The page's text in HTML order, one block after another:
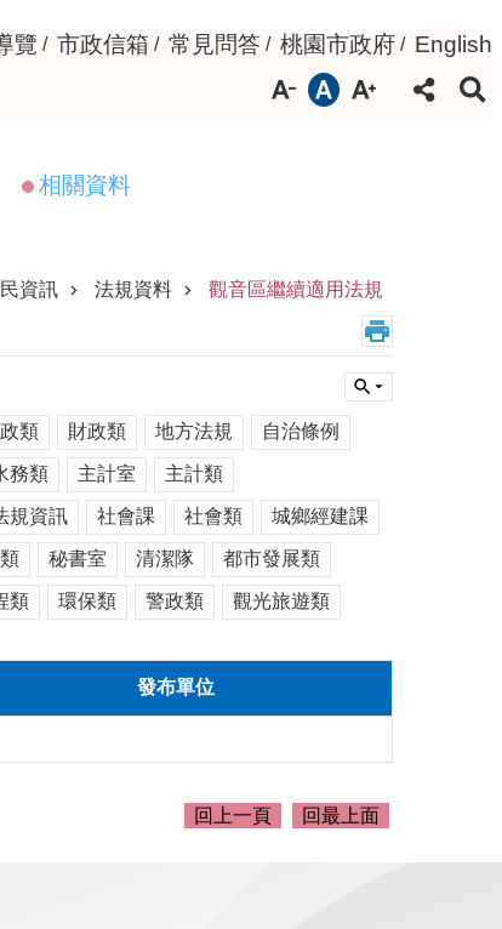
覽 市政信箱 常見問答 桃園市政府 English
相關資料
資訊 法規資料 觀音區繼續適用法規
類 財政類 地方法規 自治條例
務類 主計室 主計類
規資訊 社會課 社會類 城鄉經建課
秘書室 清潔隊 都市發展類
類 環保類 警政類 觀光旅遊類
發布單位
回上一頁 回最上面